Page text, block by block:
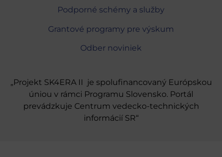
Podporné schémy a služby
Grantové programy pre výskum
Odber noviniek
„Projekt SK4ERA II je spolufinancovaný Európskou
úniou v rámci Programu Slovensko. Portál
prevádzkuje Centrum vedecko-technických
informácií SR“